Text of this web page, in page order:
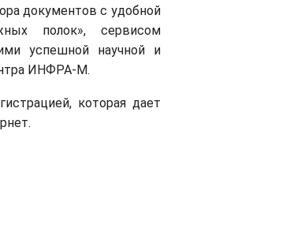
документов с удобной
полок», сервисом
успешной научной и
ИНФРА-М.
которая дает